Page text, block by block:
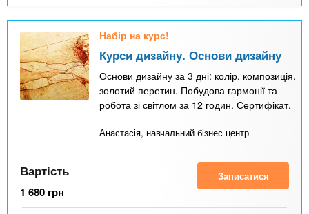
Набір на курс!
Курси дизайну. Основи дизайну
Основи дизайну за 3 дні: колір, композиція,
золотий перетин. Побудова гармонії та
робота зі світлом за 12 годин. Сертифікат.
Анастасія, навчальний бізнес центр
Вартість
1 680 грн
Записатися